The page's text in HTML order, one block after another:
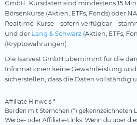
GmbH. Kursdaten sind mindestens 15
Börsenkurse (Aktien, ETFs, Fonds) oder
Realtime-Kurse – sofern verfügbar –
und der Lang & Schwarz (Aktien, ETFs,
(Kryptowährungen).
Die Isarvest GmbH übernimmt für die
Informationen keine Gewährleistung
sicherstellen, dass die Daten vollständig
Affiliate Hinweis *
Bei den mit Sternchen (*) gekennzeichneten
Werbe- oder Affiliate-Links. Wenn du über